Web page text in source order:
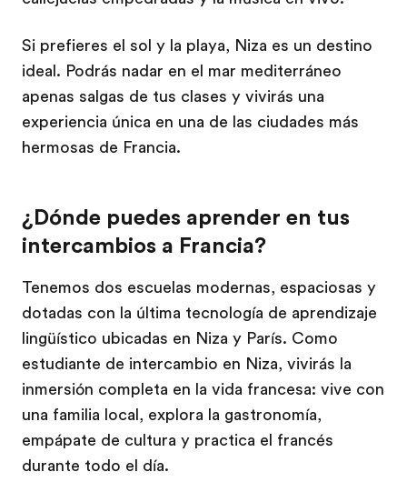
Si prefieres el sol y la playa, Niza es un destino
ideal. Podrás nadar en el mar mediterráneo
apenas salgas de tus clases y vivirás una
experiencia única en una de las ciudades más
hermosas de Francia.
¿Dónde puedes aprender en tus
intercambios a Francia?
Tenemos dos escuelas modernas, espaciosas y
dotadas con la última tecnología de aprendizaje
lingüístico ubicadas en Niza y París. Como
estudiante de intercambio en Niza, vivirás la
inmersión completa en la vida francesa: vive con
una familia local, explora la gastronomía,
empápate de cultura y practica el francés
durante todo el día.